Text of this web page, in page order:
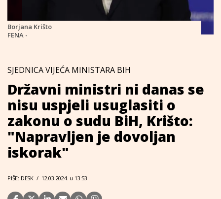
Borjana Krišto
FENA -
SJEDNICA VIJEĆA MINISTARA BIH
Državni ministri ni danas se
nisu uspjeli usuglasiti o
zakonu o sudu BiH, Krišto:
"Napravljen je dovoljan
iskorak"
PIŠE: DESK / 12.03.2024. u 13:53